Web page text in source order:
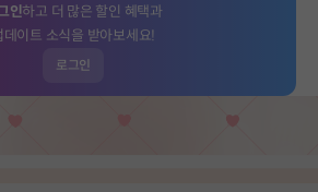
인하고 더 많은 할인 혜택과
데이트 소식을 받아보세요!
로그인